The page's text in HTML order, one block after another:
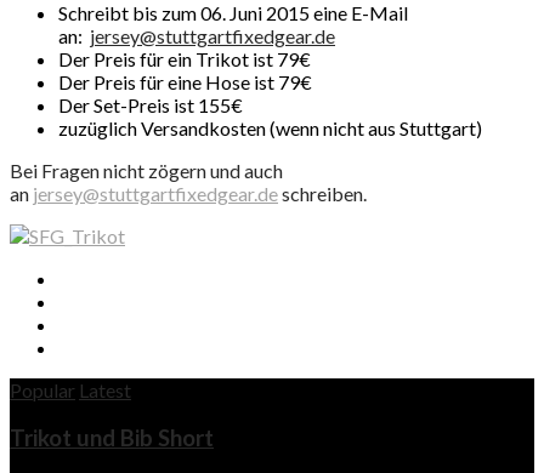
Schreibt bis zum 06. Juni 2015 eine E-Mail
an: jersey@stuttgartfixedgear.de
Der Preis für ein Trikot ist 79€
Der Preis für eine Hose ist 79€
Der Set-Preis ist 155€
zuzüglich Versandkosten (wenn nicht aus Stuttgart)
Bei Fragen nicht zögern und auch
an jersey@stuttgartfixedgear.deschreiben.
Popular Latest
Trikot und Bib Short